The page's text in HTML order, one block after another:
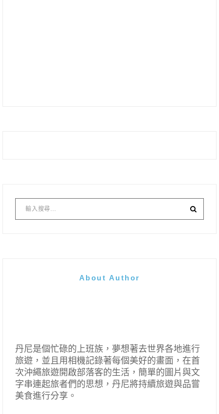
About Author
丹尼是個忙碌的上班族，夢想著去世界各地進行
旅遊，並且用相機記錄著每個美好的畫面，在首
次沖繩旅遊開啟部落客的生活，簡單的圖片與文
字串連起旅者們的思想，丹尼將持續旅遊與品嘗
美食進行分享。